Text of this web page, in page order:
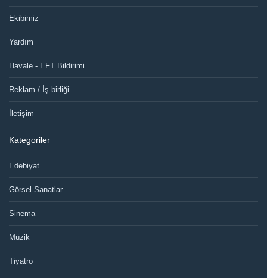
Ekibimiz
Yardım
Havale - EFT Bildirimi
Reklam / İş birliği
İletişim
Kategoriler
Edebiyat
Görsel Sanatlar
Sinema
Müzik
Tiyatro